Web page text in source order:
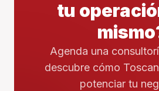
tu
Agenda una
descubre cómo
potenciar tu